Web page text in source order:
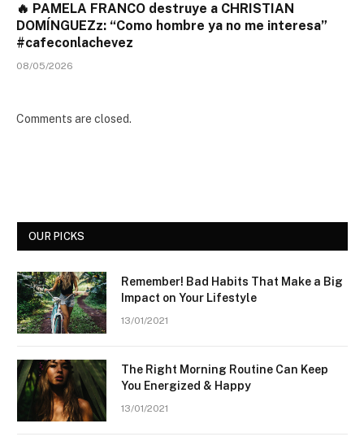
🔥 PAMELA FRANCO destruye a CHRISTIAN
DOMÍNGUEZz: “Como hombre ya no me interesa”
#cafeconlachevez
08/05/2026
Comments are closed.
OUR PICKS
Remember! Bad Habits That Make a Big
Impact on Your Lifestyle
13/01/2021
The Right Morning Routine Can Keep
You Energized & Happy
13/01/2021